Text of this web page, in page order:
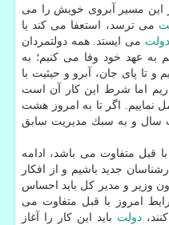
این مسیر آبروی خویش را می
می ترسد، استعفا می كند یا
دولت می ایستد. همه دولتمردان
به عهد خود وفا می كنیم؛ به
و تا پای جان، آبرو و حیثیت با
اما شرط این كار آن است
نماییم. اگر تا به امروز هشت
سال و به سبك مدیریت سابق
قبل متفاوت می باشد، ادامه
جدید باشیم و از افكار
وزیر و مدیر كل باید احساس
امروز با قبل متفاوت می
دولت باید این كار را آغاز